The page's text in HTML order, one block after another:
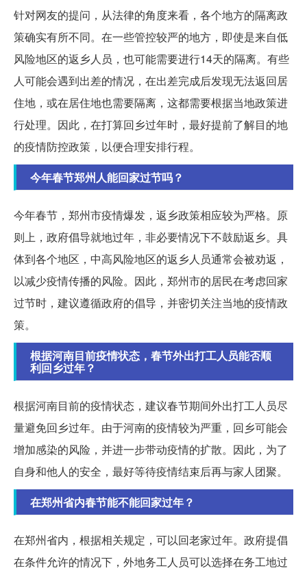
针对网友的提问，从法律的角度来看，各个地方的隔离政
策确实有所不同。在一些管控较严的地方，即使是来自低
风险地区的返乡人员，也可能需要进行14天的隔离。有些
人可能会遇到出差的情况，在出差完成后发现无法返回居
住地，或在居住地也需要隔离，这都需要根据当地政策进
行处理。因此，在打算回乡过年时，最好提前了解目的地
的疫情防控政策，以便合理安排行程。
今年春节郑州人能回家过节吗？
今年春节，郑州市疫情爆发，返乡政策相应较为严格。原
则上，政府倡导就地过年，非必要情况下不鼓励返乡。具
体到各个地区，中高风险地区的返乡人员通常会被劝返，
以减少疫情传播的风险。因此，郑州市的居民在考虑回家
过节时，建议遵循政府的倡导，并密切关注当地的疫情政
策。
根据河南目前疫情状态，春节外出打工人员能否顺
利回乡过年？
根据河南目前的疫情状态，建议春节期间外出打工人员尽
量避免回乡过年。由于河南的疫情较为严重，回乡可能会
增加感染的风险，并进一步带动疫情的扩散。因此，为了
自身和他人的安全，最好等待疫情结束后再与家人团聚。
在郑州省内春节能不能回家过年？
在郑州省内，根据相关规定，可以回老家过年。政府提倡
在条件允许的情况下，外地务工人员可以选择在务工地过